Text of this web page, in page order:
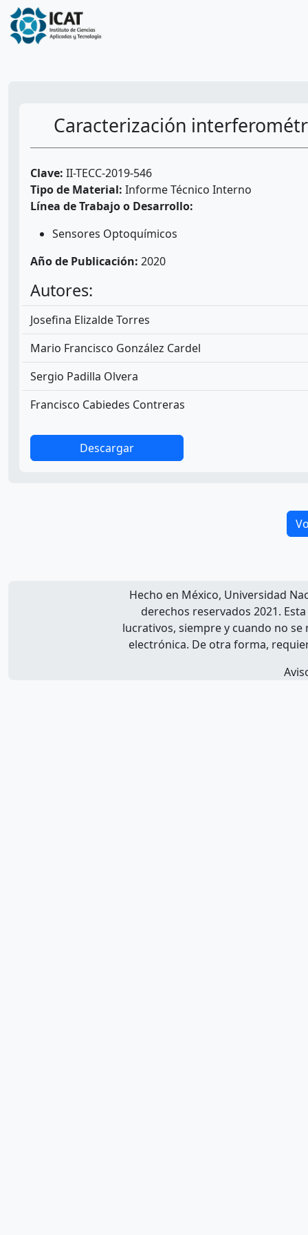
Caracterización
Clave: II-TECC-2019-546
Tipo de Material: Informe Técnico Interno
Línea de Trabajo o Desarrollo:
Sensores Optoquímicos
Año de Publicación: 2020
Autores:
Josefina Elizalde Torres
Mario Francisco González Cardel
Sergio Padilla Olvera
Francisco Cabiedes Contreras
Descargar
Hecho en México, Universidad
derechos reservados 2021.
lucrativos, siempre y cuando no
electrónica. De otra forma,